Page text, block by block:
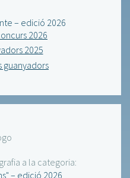
– edició 2026
2026
2025
guanyadors
a la categoria:
– edició 2026